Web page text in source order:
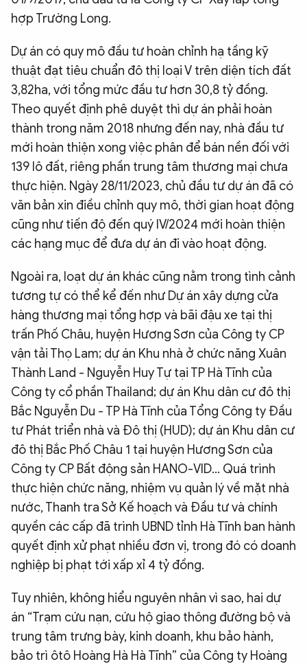
hợp Trường Long.
Dự án có quy mô đầu tư hoàn chỉnh hạ tầng kỹ
thuật đạt tiêu chuẩn đô thị loại V trên diện tích đất
3,82ha, với tổng mức đầu tư hơn 30,8 tỷ đồng.
Theo quyết định phê duyệt thì dự án phải hoàn
thành trong năm 2018 nhưng đến nay, nhà đầu tư
mới hoàn thiện xong việc phân để bán nền đối với
139 lô đất, riêng phần trung tâm thương mại chưa
thực hiện. Ngày 28/11/2023, chủ đầu tư dự án đã có
văn bản xin điều chỉnh quy mô, thời gian hoạt động
cũng như tiến độ đến quý IV/2024 mới hoàn thiện
các hạng mục để đưa dự án đi vào hoạt động.
Ngoài ra, loạt dự án khác cũng nằm trong tình cảnh
tương tự có thể kể đến như Dự án xây dựng cửa
hàng thương mại tổng hợp và bãi đậu xe tại thị
trấn Phố Châu, huyện Hương Sơn của Công ty CP
vận tải Thọ Lam; dự án Khu nhà ở chức năng Xuân
Thành Land - Nguyễn Huy Tự tại TP Hà Tĩnh của
Công ty cổ phần Thailand; dự án Khu dân cư đô thị
Bắc Nguyễn Du - TP Hà Tĩnh của Tổng Công ty Đầu
tư Phát triển nhà và Đô thị (HUD); dự án Khu dân cư
đô thị Bắc Phố Châu 1 tại huyện Hương Sơn của
Công ty CP Bất động sản HANO-VID... Quá trình
thực hiện chức năng, nhiệm vụ quản lý về mặt nhà
nước, Thanh tra Sở Kế hoạch và Đầu tư và chính
quyền các cấp đã trình UBND tỉnh Hà Tĩnh ban hành
quyết định xử phạt nhiều đơn vị, trong đó có doanh
nghiệp bị phạt tới xấp xỉ 4 tỷ đồng.
Tuy nhiên, không hiểu nguyên nhân vì sao, hai dự
án “Trạm cứu nạn, cứu hộ giao thông đường bộ và
trung tâm trưng bày, kinh doanh, khu bảo hành,
bảo trì ôtô Hoàng Hà Hà Tĩnh” của Công ty Hoàng